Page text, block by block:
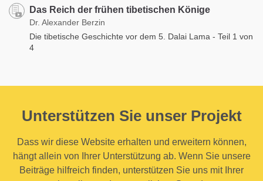
Das Reich der frühen tibetischen Könige
Dr. Alexander Berzin
Die tibetische Geschichte vor dem 5. Dalai Lama - Teil 1 von
4
Unterstützen Sie unser Projekt
Dass wir diese Website erhalten und erweitern können,
hängt allein von Ihrer Unterstützung ab. Wenn Sie unsere
Beiträge hilfreich finden, unterstützen Sie uns mit Ihrer